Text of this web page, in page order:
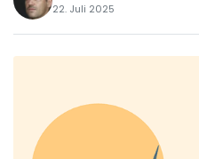
22. Juli 2025